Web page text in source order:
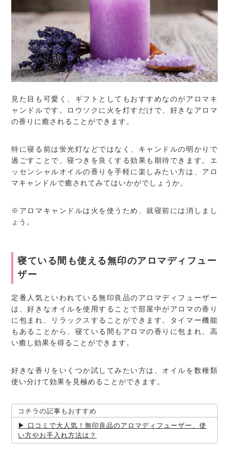
見た目も可愛く、ギフトとしてもおすすめなのがアロマキ
ャンドルです。ロウソクに火を灯すだけで、好きなアロマ
の香りに癒されることができます。
特に寝る前は蛍光灯などではなく、キャンドルの明かりで
過ごすことで、寝つきを良くする効果も期待できます。エ
ッセンシャルオイルの香りを手軽に楽しみたい方は、アロ
マキャンドルで癒されてみてはいかがでしょうか。
※アロマキャンドルは火を使うため、就寝前には消しまし
ょう。
寝ている間も使える無印のアロマディフュー
ザー
定番人気といわれている無印良品のアロマディフューザー
は、好きなオイルを使用することで部屋中がアロマの香り
に包まれ、リラックスすることができます。タイマー機能
もあることから、寝ている間もアロマの香りに包まれ、高
い癒し効果を得ることができます。
好きな香りをいくつか試してみたい方は、オイルを数種類
使い分けて効果を見極めることができます。
コチラの記事もおすすめ
口コミで大人気！無印良品のアロマディフューザー、使
い方やお手入れ方法は？